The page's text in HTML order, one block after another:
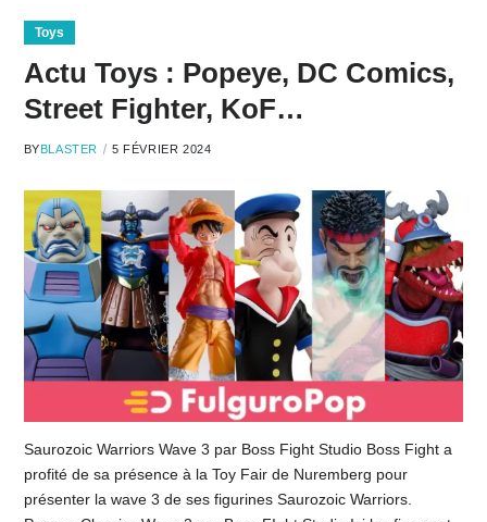
Toys
Actu Toys : Popeye, DC Comics,
Street Fighter, KoF…
BYBLASTER 5 FÉVRIER 2024
Saurozoic Warriors Wave 3 par Boss Fight Studio Boss Fight a
profité de sa présence à la Toy Fair de Nuremberg pour
présenter la wave 3 de ses figurines Saurozoic Warriors.